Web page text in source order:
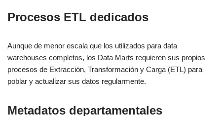
Procesos ETL dedicados
Aunque de menor escala que los utilizados para data
warehouses completos, los Data Marts requieren sus propios
procesos de Extracción, Transformación y Carga (ETL) para
poblar y actualizar sus datos regularmente.
Metadatos departamentales